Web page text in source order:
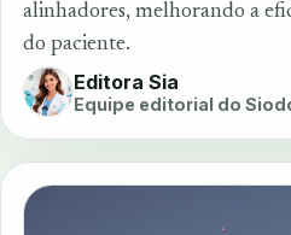
alinhadores, melhorando a
do paciente.
Editora Sia
Equipe editorial do